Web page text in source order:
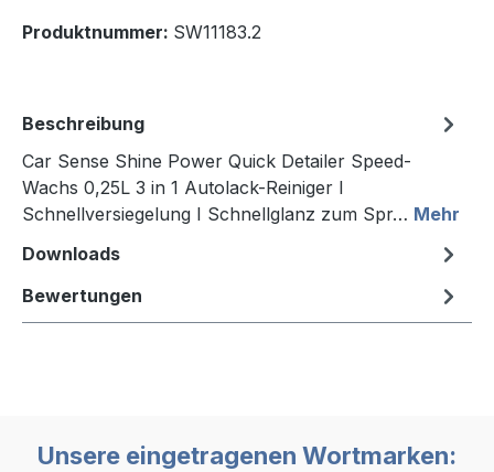
Produktnummer: SW11183.2
Beschreibung
Car Sense Shine Power Quick Detailer Speed-
Wachs 0,25L 3 in 1 Autolack-Reiniger I
Schnellversiegelung I Schnellglanz zum Spr… Mehr
Downloads
Bewertungen
Unsere eingetragenen Wortmarken: